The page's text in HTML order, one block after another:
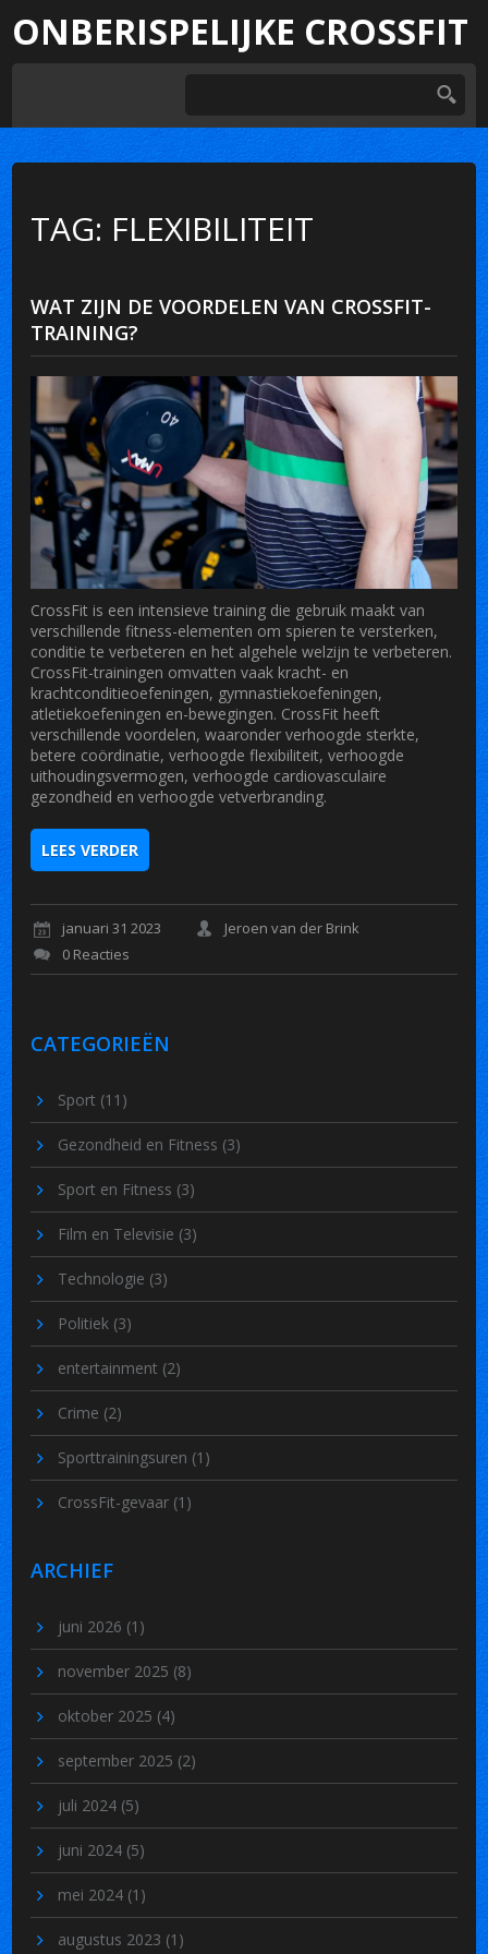
ONBERISPELIJKE CROSSFIT
TAG: FLEXIBILITEIT
WAT ZIJN DE VOORDELEN VAN CROSSFIT-
TRAINING?
CrossFit is een intensieve training die gebruik maakt van
verschillende fitness-elementen om spieren te versterken,
conditie te verbeteren en het algehele welzijn te verbeteren.
CrossFit-trainingen omvatten vaak kracht- en
krachtconditieoefeningen, gymnastiekoefeningen,
atletiekoefeningen en-bewegingen. CrossFit heeft
verschillende voordelen, waaronder verhoogde sterkte,
betere coördinatie, verhoogde flexibiliteit, verhoogde
uithoudingsvermogen, verhoogde cardiovasculaire
gezondheid en verhoogde vetverbranding.
LEES VERDER
januari 31 2023
Jeroen van der Brink
0 Reacties
CATEGORIEËN
Sport (11)
Gezondheid en Fitness (3)
Sport en Fitness (3)
Film en Televisie (3)
Technologie (3)
Politiek (3)
entertainment (2)
Crime (2)
Sporttrainingsuren (1)
CrossFit-gevaar (1)
ARCHIEF
juni 2026 (1)
november 2025 (8)
oktober 2025 (4)
september 2025 (2)
juli 2024 (5)
juni 2024 (5)
mei 2024 (1)
augustus 2023 (1)